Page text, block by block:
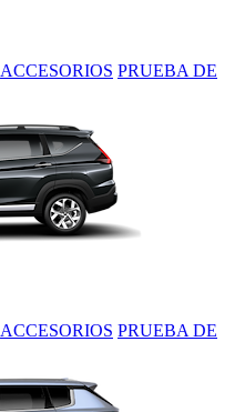
ACCESORIOS PRUEBA DE
ACCESORIOS PRUEBA DE